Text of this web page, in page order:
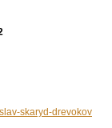
skaryd-drevokov